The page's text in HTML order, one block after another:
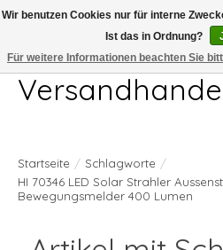
Telefon 04407 715872 MO-DO 7.00-17.00Uhr FR
Startseite / Schlagworte /
HI 70346 LED Solar Strahler
Bewegungsmelder 400 Lumen
Wir benutzen Cookies nur für interne
Ist das in Ordnung?
Für weitere Informationen beachten Sie